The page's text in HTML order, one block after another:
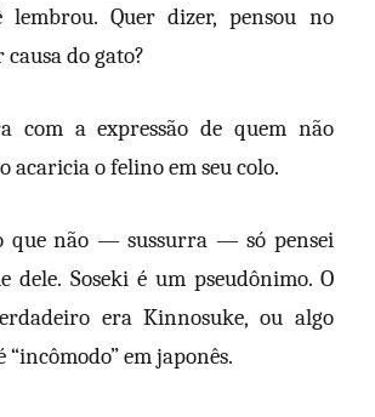
lembrou. Quer dizer, pensou no
causa do gato?
com a expressão de quem não
acaricia o felino em seu colo.
que não — sussurra — só pensei
dele. Soseki é um pseudônimo. O
era Kinnosuke, ou algo
“incômodo” em japonês.